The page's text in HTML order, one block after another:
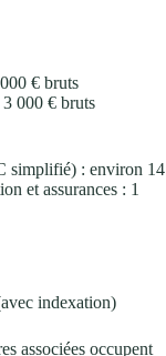
€ bruts
000 € bruts
simplifié) : environ 14
et assurances : 1
indexation)
associées occupent